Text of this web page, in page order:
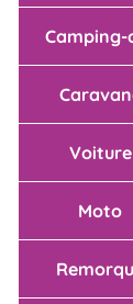
Camping-
Voiture
Moto